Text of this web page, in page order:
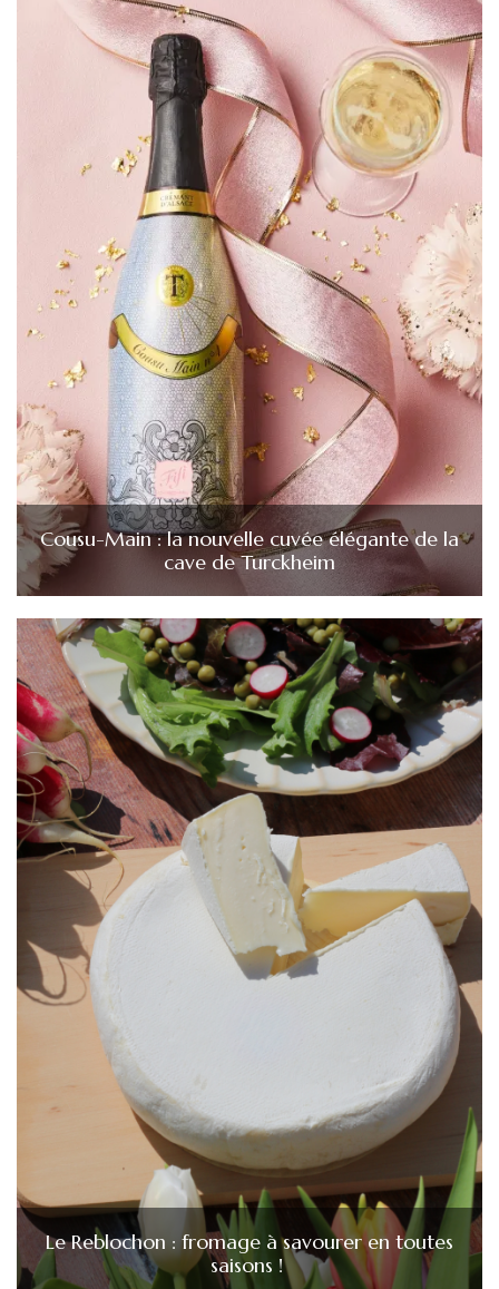
Cousu-Main : la nouvelle cuvée élégante de la
cave de Turckheim
Le Reblochon : fromage à savourer en toutes
saisons !